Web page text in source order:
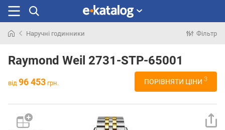
раніше
Наручні годинники Фільтр
Raymond Weil 2731-STP-65001
від 96 453 грн. ПОРІВНЯТИ ЦІНИ 3